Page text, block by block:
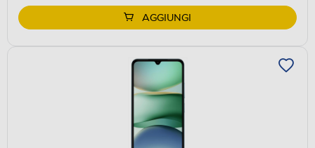
AGGIUNGI